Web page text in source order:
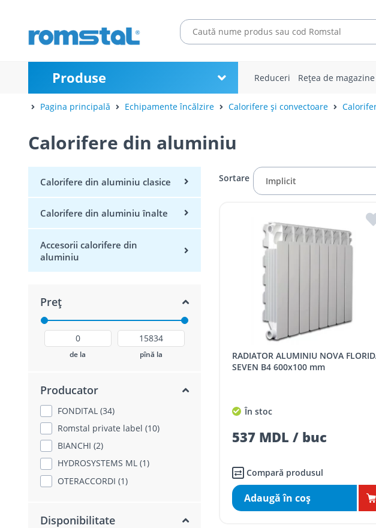
Produse Reduceri Rețea de magazine
Pagina principală Echipamente încălzire Calorifere și convectoare
Calorifere din aluminiu
Calorifere din aluminiu clasice
Calorifere din aluminiu înalte
Accesorii calorifere din
aluminiu
Preț
de la pînă la
Producator
FONDITAL (34)
Romstal private label (10)
BIANCHI (2)
HYDROSYSTEMS ML (1)
OTERACCORDI (1)
Disponibilitate
Sortare Implicit
RADIATOR ALUMINIU NOVA FLORIDA
SEVEN B4 600x100 mm
În stoc
537 MDL / buc
Compară produsul
Adaugă în coş